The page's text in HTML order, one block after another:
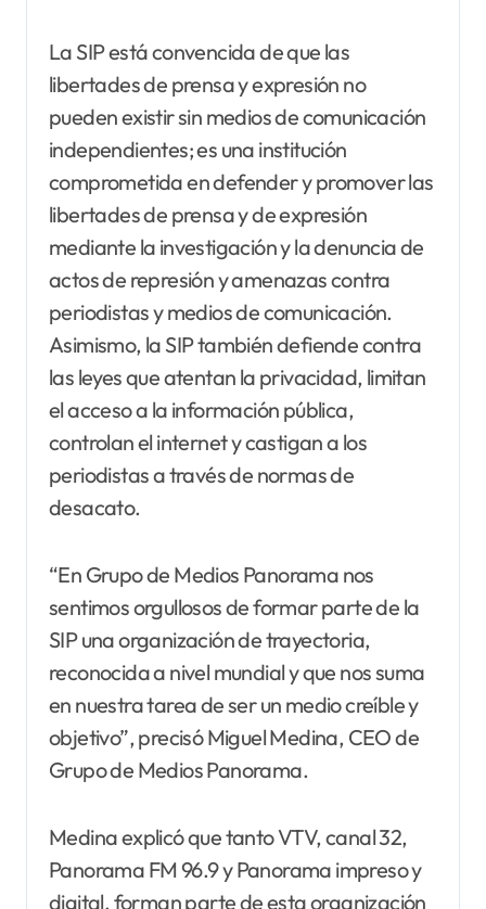
La SIP está convencida de que las
libertades de prensa y expresión no
pueden existir sin medios de comunicación
independientes; es una institución
comprometida en defender y promover las
libertades de prensa y de expresión
mediante la investigación y la denuncia de
actos de represión y amenazas contra
periodistas y medios de comunicación.
Asimismo, la SIP también defiende contra
las leyes que atentan la privacidad, limitan
el acceso a la información pública,
controlan el internet y castigan a los
periodistas a través de normas de
desacato.
“En Grupo de Medios Panorama nos
sentimos orgullosos de formar parte de la
SIP una organización de trayectoria,
reconocida a nivel mundial y que nos suma
en nuestra tarea de ser un medio creíble y
objetivo”, precisó Miguel Medina, CEO de
Grupo de Medios Panorama.
Medina explicó que tanto VTV, canal 32,
Panorama FM 96.9 y Panorama impreso y
digital, forman parte de esta organización